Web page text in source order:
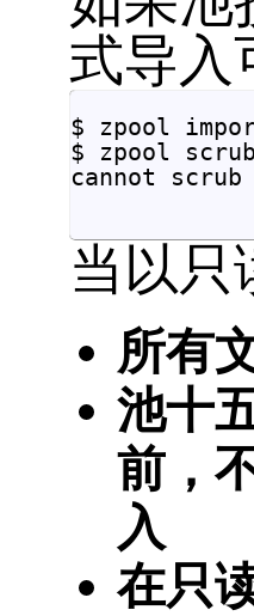
式导入
$ zpool
$ zpool
cannot
当以只
所有
池十
前，
入
在只